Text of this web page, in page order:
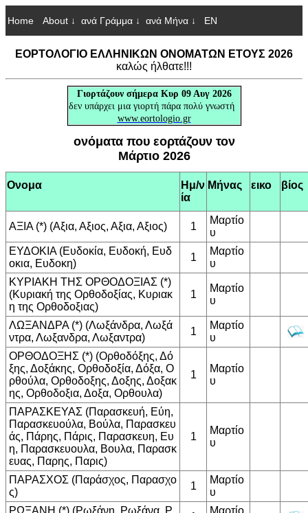
Home About ↓ ανά Γράμμα ↓ ανά Μήνα ↓ EN
ΕΟΡΤΟΛΟΓΙΟ ΕΛΛΗΝΙΚΩΝ ΟΝΟΜΑΤΩΝ ΕΤΟΥΣ 2026
καλώς ήλθατε!!!
Γιορτάζουν σήμερα Κυρ 09 Αυγ 2026
δεν υπάρχει μια γιορτή πάρα πολύ γνωστή
www.eortologio.gr
ονόματα που εορτάζουν τον
Μάρτιο 2026
Ονομα
Ημ/ν
ία
Μήνας εικο βίος
ΑΞΙΑ (*) (Αξια, Αξιος, Αξια, Αξιος) 1
Μαρτίο
υ
ΕΥΔΟΚΙΑ (Ευδοκία, Ευδοκή, Ευδ
οκια, Ευδοκη)
1
Μαρτίο
υ
ΚΥΡΙΑΚΗ ΤΗΣ ΟΡΘΟΔΟΞΙΑΣ (*)
(Κυριακή της Ορθοδοξίας, Κυριακ
η της Ορθοδοξιας)
1
Μαρτίο
υ
ΛΩΞΑΝΔΡΑ (*) (Λωξάνδρα, Λωξά
ντρα, Λωξανδρα, Λωξαντρα)
1
Μαρτίο
υ
ΟΡΘΟΔΟΞΗΣ (*) (Ορθοδόξης, Δό
ξης, Δοξάκης, Ορθοδοξία, Δόξα, Ο
ρθούλα, Ορθοδοξης, Δοξης, Δοξακ
ης, Ορθοδοξια, Δοξα, Ορθουλα)
1
Μαρτίο
υ
ΠΑΡΑΣΚΕΥΑΣ (Παρασκευή, Εύη,
Παρασκευούλα, Βούλα, Παρασκευ
άς, Πάρης, Πάρις, Παρασκευη, Ευ
η, Παρασκευουλα, Βουλα, Παρασκ
ευας, Παρης, Παρις)
1
Μαρτίο
υ
ΠΑΡΑΣΧΟΣ (Παράσχος, Παρασχο
ς)
1
Μαρτίο
υ
ΡΩΞΑΝΗ (*) (Ρωξάνη, Ρωξάνα, Ρ
Μαρτίο